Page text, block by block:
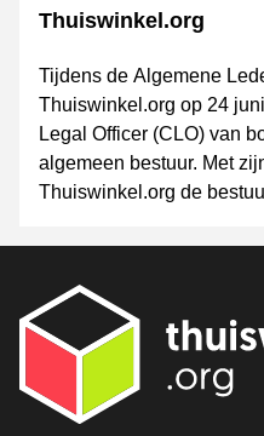
Thuiswinkel.org
Tijdens de Algemene
Thuiswinkel.org op 24
Legal Officer (CLO) van
algemeen bestuur. Met
Thuiswinkel.org de
innovatie en (online)